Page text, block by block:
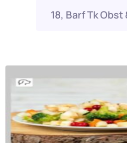
18, Barf Tk Obst